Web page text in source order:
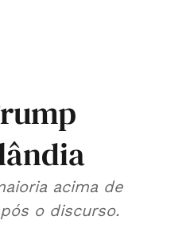
acima de
o discurso.